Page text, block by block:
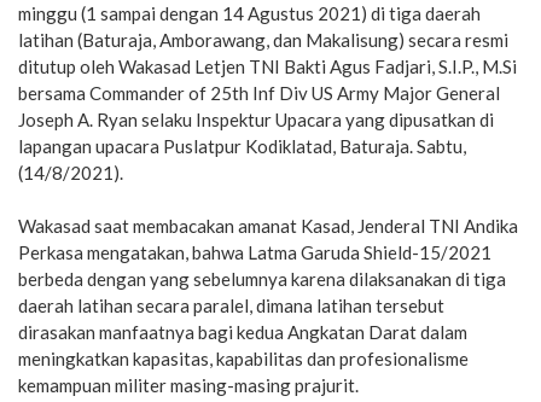
minggu (1 sampai dengan 14 Agustus 2021) di tiga daerah
latihan (Baturaja, Amborawang, dan Makalisung) secara resmi
ditutup oleh Wakasad Letjen TNI Bakti Agus Fadjari, S.I.P., M.Si
bersama Commander of 25th Inf Div US Army Major General
Joseph A. Ryan selaku Inspektur Upacara yang dipusatkan di
lapangan upacara Puslatpur Kodiklatad, Baturaja. Sabtu,
(14/8/2021).
Wakasad saat membacakan amanat Kasad, Jenderal TNI Andika
Perkasa mengatakan, bahwa Latma Garuda Shield-15/2021
berbeda dengan yang sebelumnya karena dilaksanakan di tiga
daerah latihan secara paralel, dimana latihan tersebut
dirasakan manfaatnya bagi kedua Angkatan Darat dalam
meningkatkan kapasitas, kapabilitas dan profesionalisme
kemampuan militer masing-masing prajurit.